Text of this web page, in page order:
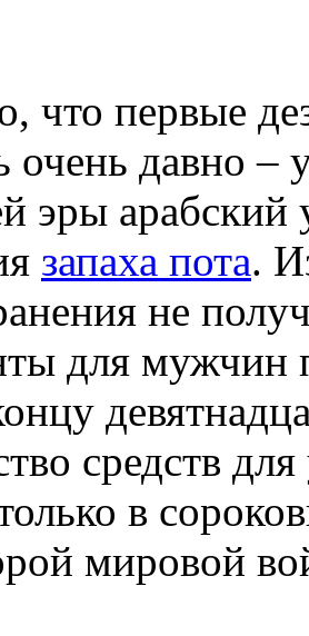
что первые
очень давно –
эры арабский
запаха пота.
не
для мужчин
средств
в
мировой